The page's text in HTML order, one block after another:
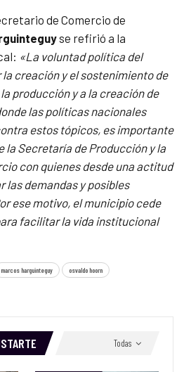
de Comercio de
se refirió a la
«La voluntad política del
creación y el sostenimiento de
producción y a la creación de
las políticas nacionales
estos tópicos, es importante
la Secretaría de Producción y la
con quienes desde una actitud
las demandas y posibles
ese motivo, el municipio cede
facilitar la vida institucional
marcos harguinteguy osvaldo hoorn
Todas